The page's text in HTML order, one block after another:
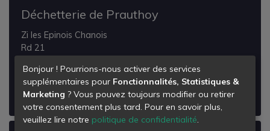
Déchetterie de Prauthoy
Zi les Epinois Chanois
Rd 21
Prauthoy
Voir les détails de laDéchetterie de Prauthoy
Bonjour ! Pourrions-nous activer des services
supplémentaires pour Fonctionnalités, Statistiques &
Marketing ? Vous pouvez toujours modifier ou retirer
votre consentement plus tard. Pour en savoir plus,
veuillez lire notre politique de confidentialité.